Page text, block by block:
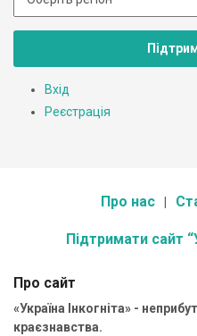
Вхід
Реєстрація
Про нас
Підтримати сайт
Про сайт
«Україна Інкогніта» -
краєзнавства.